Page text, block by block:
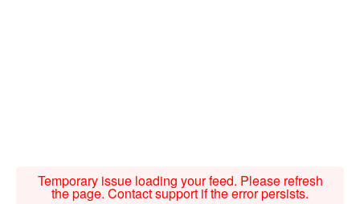
Temporary issue loading your feed. Please refresh
the page. Contact support if the error persists.